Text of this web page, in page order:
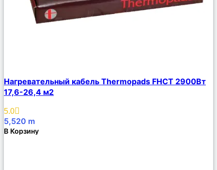
Описание
Избранное
Нагревательный кабель Thermopads FHCТ 2900Вт
17,6-26,4 м2
5.0
5,520 m
В Корзину